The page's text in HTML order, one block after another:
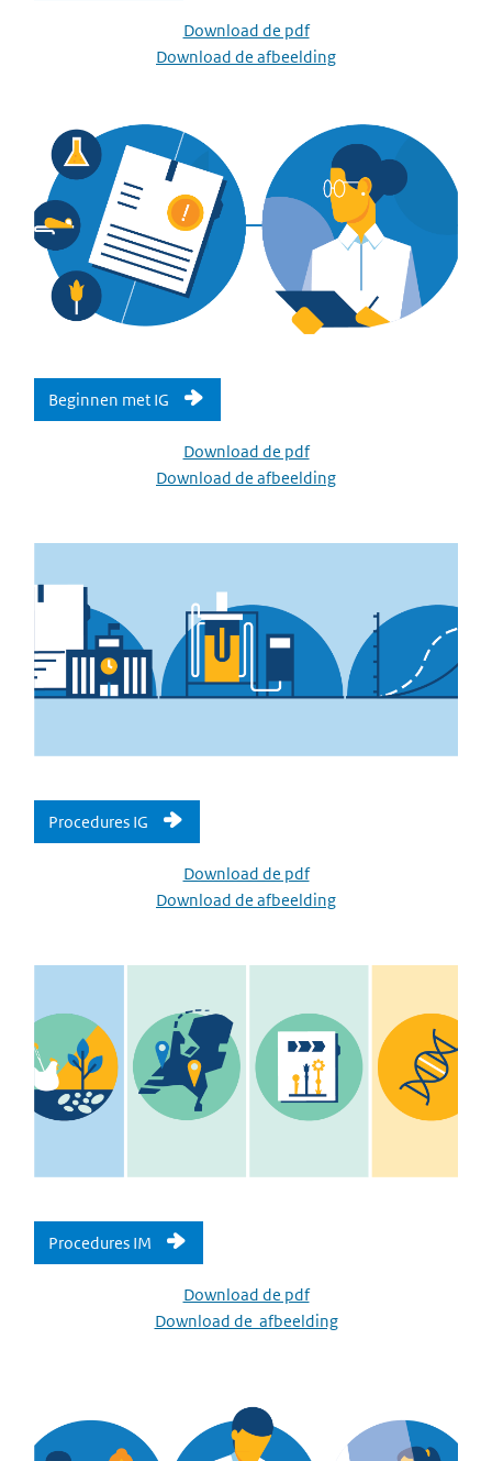
Download de pdf
Download de afbeelding
Beginnen met IG
Download de pdf
Download de afbeelding
Procedures IG
Download de pdf
Download de afbeelding
Procedures IM
Download de pdf
Download de afbeelding